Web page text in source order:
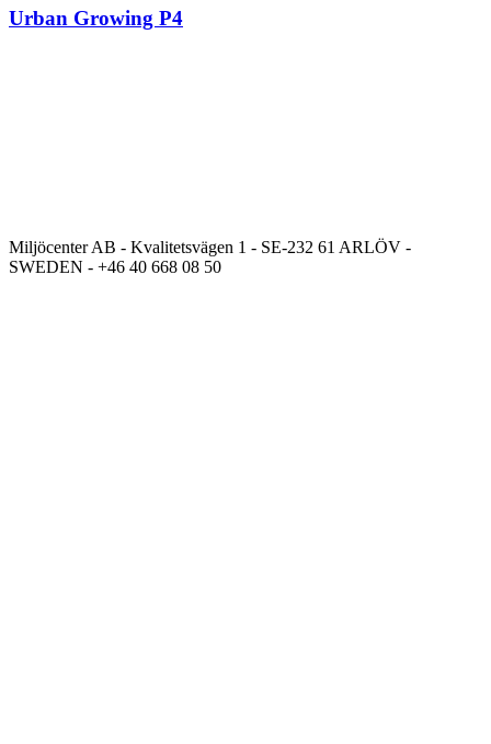
Urban Growing P4
Miljöcenter AB - Kvalitetsvägen 1 - SE-232 61 ARLÖV -
SWEDEN - +46 40 668 08 50